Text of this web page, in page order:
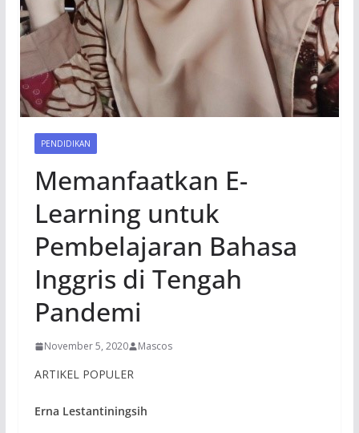
PENDIDIKAN
Memanfaatkan E-
Learning untuk
Pembelajaran Bahasa
Inggris di Tengah
Pandemi
November 5, 2020 Mascos
ARTIKEL POPULER
Erna Lestantiningsih